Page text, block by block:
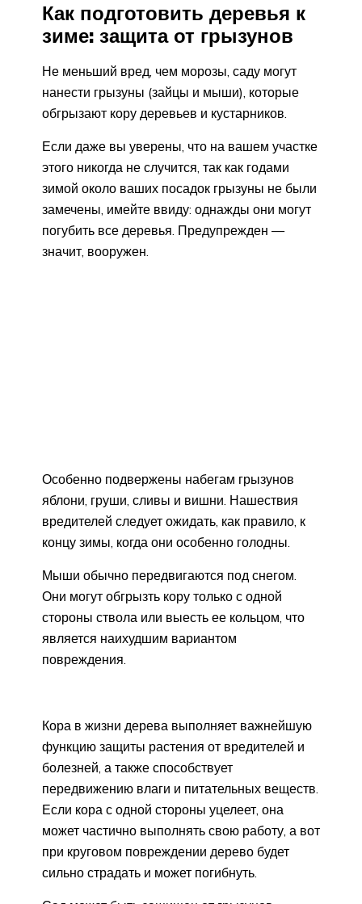
Как подготовить деревья к
зиме: защита от грызунов
Не меньший вред, чем морозы, саду могут
нанести грызуны (зайцы и мыши), которые
обгрызают кору деревьев и кустарников.
Если даже вы уверены, что на вашем участке
этого никогда не случится, так как годами
зимой около ваших посадок грызуны не были
замечены, имейте ввиду: однажды они могут
погубить все деревья. Предупрежден —
значит, вооружен.
Особенно подвержены набегам грызунов
яблони, груши, сливы и вишни. Нашествия
вредителей следует ожидать, как правило, к
концу зимы, когда они особенно голодны.
Мыши обычно передвигаются под снегом.
Они могут обгрызть кору только с одной
стороны ствола или выесть ее кольцом, что
является наихудшим вариантом
повреждения.
Кора в жизни дерева выполняет важнейшую
функцию защиты растения от вредителей и
болезней, а также способствует
передвижению влаги и питательных веществ.
Если кора с одной стороны уцелеет, она
может частично выполнять свою работу, а вот
при круговом повреждении дерево будет
сильно страдать и может погибнуть.